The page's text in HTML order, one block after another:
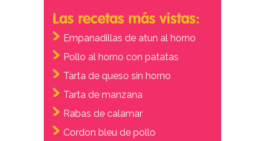
Las recetas más vistas:
Empanadillas de atun al horno
Pollo al horno con patatas
Tarta de queso sin horno
Tarta de manzana
Rabas de calamar
Cordon bleu de pollo